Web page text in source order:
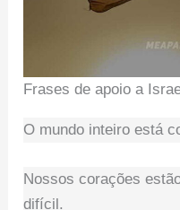
Frases de apoio a
O mundo inteiro está
Nossos corações
difícil.